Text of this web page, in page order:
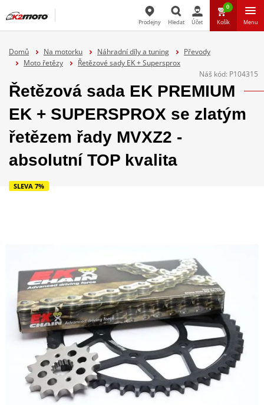
Prodejny Hledat Účet
0
Košík Menu
Domů Na motorku Náhradní díly a tuning
Převody
Moto řetězy
Řetězové sady EK + Supersprox
Náš kód: P104315
Řetězová sada EK PREMIUM
EK + SUPERSPROX se zlatým
řetězem řady MVXZ2 -
absolutní TOP kvalita
SLEVA 7%